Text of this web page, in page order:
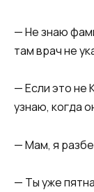
— Не знаю
там врач не
— Если это не
узнаю, когда
— Мам, я
— Ты уже